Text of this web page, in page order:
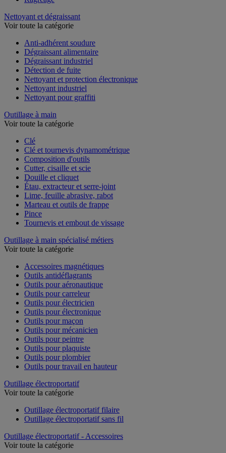
Nettoyant et dégraissant
Voir toute la catégorie
Anti-adhérent soudure
Dégraissant alimentaire
Dégraissant industriel
Détection de fuite
Nettoyant et protection électronique
Nettoyant industriel
Nettoyant pour graffiti
Outillage à main
Voir toute la catégorie
Clé
Clé et tournevis dynamométrique
Composition d'outils
Cutter, cisaille et scie
Douille et cliquet
Étau, extracteur et serre-joint
Lime, feuille abrasive, rabot
Marteau et outils de frappe
Pince
Tournevis et embout de vissage
Outillage à main spécialisé métiers
Voir toute la catégorie
Accessoires magnétiques
Outils antidéflagrants
Outils pour aéronautique
Outils pour carreleur
Outils pour électricien
Outils pour électronique
Outils pour maçon
Outils pour mécanicien
Outils pour peintre
Outils pour plaquiste
Outils pour plombier
Outils pour travail en hauteur
Outillage électroportatif
Voir toute la catégorie
Outillage électroportatif filaire
Outillage électroportatif sans fil
Outillage électroportatif - Accessoires
Voir toute la catégorie